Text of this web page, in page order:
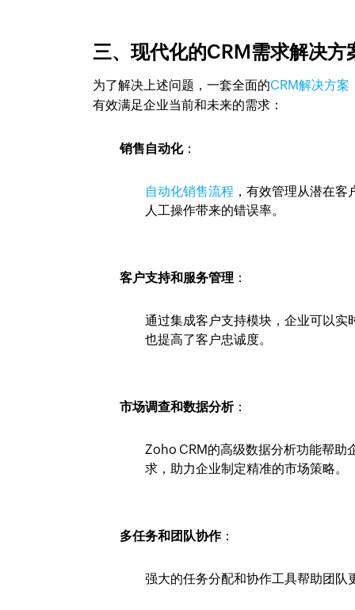
三、现代化的CRM需求解决方
为了解决上述问题，一套全面的CRM解决方案
有效满足企业当前和未来的需求：
销售自动化：
自动化销售流程 ，有效管理从潜在
人工操作带来的错误率。
客户支持和服务管理 ：
通过集成客户支持模块，企业可以
也提高了客户忠诚度。
市场调查和数据分析：
Zoho CRM的高级数据分析功能帮助
求，助力企业制定精准的市场策略。
多任务和团队协作：
强大的任务分配和协作工具帮助团